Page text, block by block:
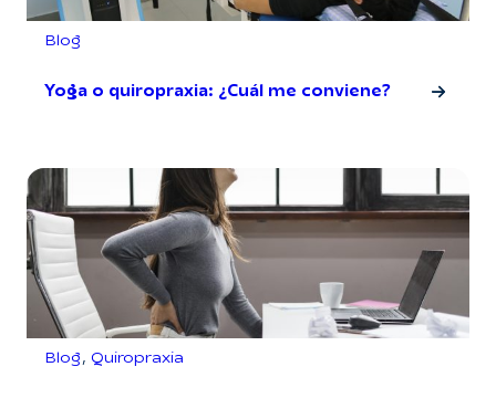
Blog
Yoga o quiropraxia: ¿Cuál me conviene?
Blog, Quiropraxia